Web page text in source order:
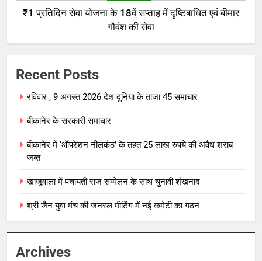
₹1 प्रतिदिन सेवा योजना के 18वें सप्ताह में दृष्टिबाधित एवं बीमार
गौवंश की सेवा
Recent Posts
रविवार , 9 अगस्त 2026 देश दुनिया के ताजा 45 समाचार
बीकानेर के सरकारी समाचार
बीकानेर में ‘ऑपरेशन नीलकंठ’ के तहत 25 लाख रुपये की अवैध शराब
जब्त
खाजूवाला में पंचायती राज सम्मेलन के साथ चुनावी शंखनाद
श्री जैन युवा मंच की जनरल मीटिंग में नई कमेटी का गठन
Archives